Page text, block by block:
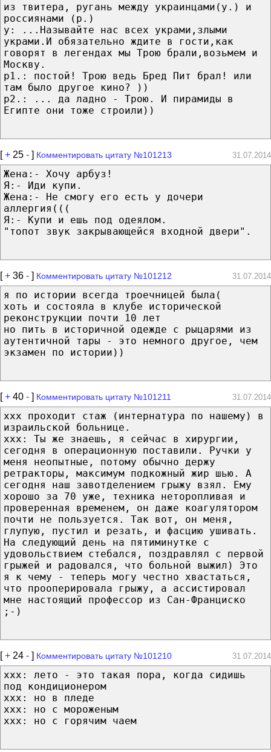
из твитера, ругань между украинцами(у.) и
россиянами (р.)
у: ...Называйте нас всех украми,злыми
украми.И обязательно ждите в гости,как
говорят в легендах мы Трою брали,возьмем и
Москву.
р1.: постой! Трою ведь Бред Пит брал! или
там было другое кино? ))
р2.: ... да ладно - Трою. И пирамиды в
Египте они тоже строили))
[+ 25 - ] Комментировать цитату №101213 31.07.2014
Жена:- Хочу арбуз!
Я:- Иди купи.
Жена:- Не смогу его есть у дочери
аллергия(((
Я:- Купи и ешь под одеялом.
"топот звук закрывающейся входной двери".
[+ 36 - ] Комментировать цитату №101212 31.07.2014
я по истории всегда троечницей была(
хоть и состояла в клубе исторической
реконструкции почти 10 лет
но пить в историчной одежде с рыцарями из
аутентичной тары - это немного другое, чем
экзамен по истории))
[+ 40 - ] Комментировать цитату №101211 31.07.2014
ххх проходит стаж (интернатура по нашему) в
израильской больнице.
ххх: Ты же знаешь, я сейчас в хирургии,
сегодня в операционную поставили. Ручки у
меня неопытные, потому обычно держу
ретракторы, максимум подкожный жир шью. А
сегодня наш завотделением грыжу взял. Ему
хорошо за 70 уже, техника неторопливая и
проверенная временем, он даже коагулятором
почти не пользуется. Так вот, он меня,
глупую, пустил и резать, и фасцию ушивать.
На следующий день на пятиминутке с
удовольствием стебался, поздравлял с первой
грыжей и радовался, что больной выжил) Это
я к чему - теперь могу честно хвастаться,
что прооперировала грыжу, а ассистировал
мне настоящий профессор из Сан-Франциско
;-)
[+ 24 - ] Комментировать цитату №101210 31.07.2014
xxx: лето - это такая пора, когда сидишь
под кондиционером
xxx: но в пледе
xxx: но с мороженым
xxx: но с горячим чаем